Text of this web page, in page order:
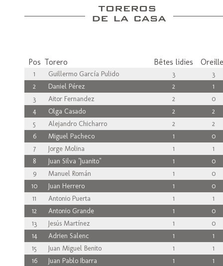
Pos Torero Bêtes lidies
1 Guillermo García Pulido 3
3
2
Daniel Pérez 2
1
3
Aitor Fernandez 2
0
4
Olga Casado 2
2
5
Alejandro Chicharro 2
2
6
Miguel Pacheco 1
0
7
Jorge Molina 1
1
8
Juan Silva "Juanito" 1
0
9
Manuel Román 1
0
10
Juan Herrero 1
0
11
Antonio Puerta 1
1
12
Antonio Grande 1
0
13
Jesús Martínez 1
0
14
Adrien Salenc 1
1
15
Juan Miguel Benito 1
1
16
Juan Pablo Ibarra 1
1